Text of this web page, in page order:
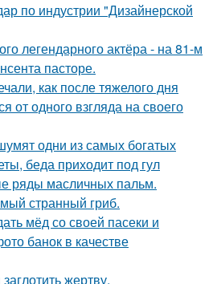
по индустрии "Дизайнерской
легендарного актёра - на 81-м
пасторе.
как после тяжелого дня
от одного взгляда на своего
одни из самых богатых
беда приходит под гул
ряды масличных пальм.
странный гриб.
мёд со своей пасеки и
банок в качестве
жертву,